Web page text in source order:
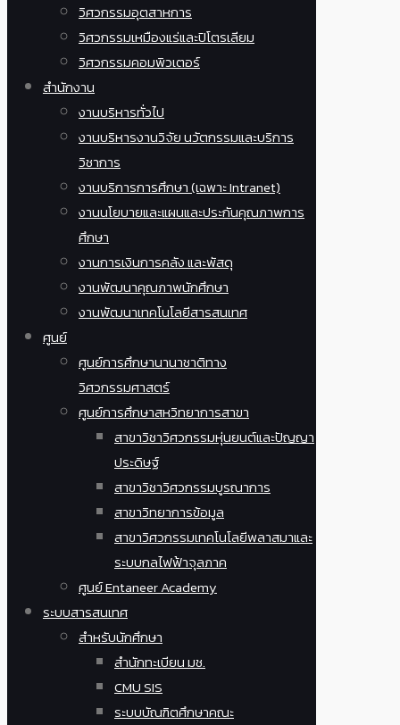
วิศวกรรมอุตสาหการ
วิศวกรรมเหมืองแร่และปิโตรเลียม
วิศวกรรมคอมพิวเตอร์
สำนักงาน
งานบริหารทั่วไป
งานบริหารงานวิจัย นวัตกรรมและบริการ
วิชาการ
งานบริการการศึกษา (เฉพาะ Intranet)
งานนโยบายและแผนและประกันคุณภาพการ
ศึกษา
งานการเงินการคลัง และพัสดุ
งานพัฒนาคุณภาพนักศึกษา
งานพัฒนาเทคโนโลยีสารสนเทศ
ศูนย์
ศูนย์การศึกษานานาชาติทาง
วิศวกรรมศาสตร์
ศูนย์การศึกษาสหวิทยาการสาขา
สาขาวิชาวิศวกรรมหุ่นยนต์และปัญญา
ประดิษฐ์
สาขาวิชาวิศวกรรมบูรณาการ
สาขาวิทยาการข้อมูล
สาขาวิศวกรรมเทคโนโลยีพลาสมาและ
ระบบกลไฟฟ้าจุลภาค
ศูนย์ Entaneer Academy
ระบบสารสนเทศ
สำหรับนักศึกษา
สำนักทะเบียน มช.
CMU SIS
ระบบบัณฑิตศึกษาคณะ